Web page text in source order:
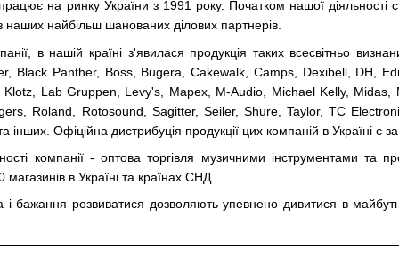
на ринку України з 1991 року. Початком нашої діяльності
наших найбільш шанованих ділових партнерів.
в нашій країні з'явилася продукція таких всесвітньо
Black Panther, Boss, Bugera, Cakewalk, Camps, Dexibell, DH,
Klotz, Lab Gruppen, Levy's, Mapex, M-Audio, Michael Kelly,
Roland, Rotosound, Sagitter, Seiler, Shure, Taylor, TC
інших. Офіційна дистрибуція продукції цих компаній в Україні є
компанії - оптова торгівля музичними інструментами та
в Україні та країнах СНД.
бажання розвиватися дозволяють упевнено дивитися в